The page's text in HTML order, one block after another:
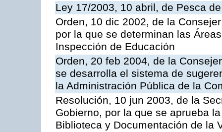
Ley 17/2003, 10 abril, de Pesca
Orden, 10 dic 2002, de la
por la que se determinan las
Inspección de Educación
Orden, 20 feb 2004, de la
se desarrolla el sistema de
la Administración Pública de la
Resolución, 10 jun 2003, de la
Gobierno, por la que se aprueba
Biblioteca y Documentación de la